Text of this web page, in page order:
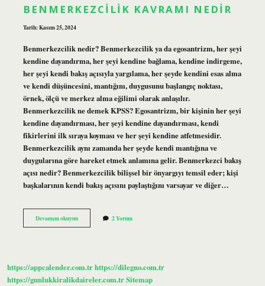
BENMERKEZCILIK KAVRAMI NEDIR
Tarih: Kasım 25, 2024
Benmerkezcilik nedir? Benmerkezcilik ya da egosantrizm, her şeyi
kendine dayandırma, her şeyi kendine bağlama, kendine indirgeme,
her şeyi kendi bakış açısıyla yargılama, her şeyde kendini esas alma
ve kendi düşüncesini, mantığını, duygusunu başlangıç ​​noktası,
örnek, ölçü ve merkez alma eğilimi olarak anlaşılır.
Benmerkezcilik ne demek KPSS? Egosantrizm, bir kişinin her şeyi
kendine dayandırması, her şeyi kendine dayandırması, kendi
fikirlerini ilk sıraya koyması ve her şeyi kendine atfetmesidir.
Benmerkezcilik aynı zamanda her şeyde kendi mantığına ve
duygularına göre hareket etmek anlamına gelir. Benmerkezci bakış
açısı nedir? Benmerkezcilik bilişsel bir önyargıyı temsil eder; kişi
başkalarının kendi bakış açısını paylaştığını varsayar ve diğer…
Devamını okuyunBenmerkezcilik
Kavramı
2 Yorum
https://appcalender.com.trhttps://dilegno.com.tr
https://gunlukkiralikdaireler.com.trSitemap